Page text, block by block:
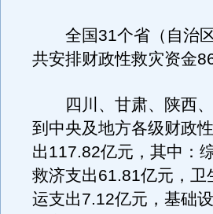
全国31个省（自治区
共安排财政性救灾资金
四川、甘肃、陕西、
到中央及地方各级财政
出117.82亿元，其中：
救济支出61.81亿元，
运支出7.12亿元，基础